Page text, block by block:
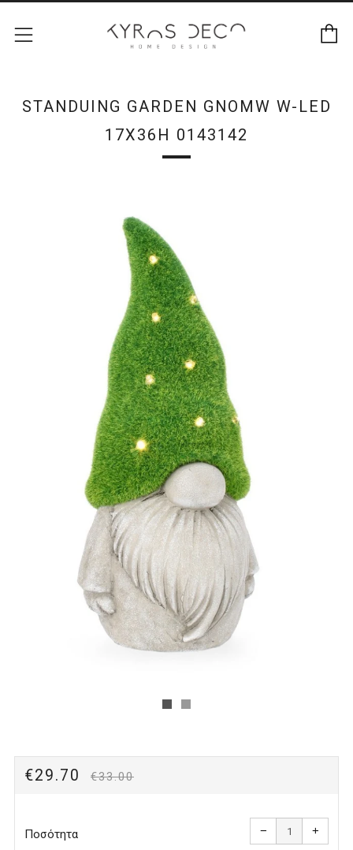
Μενού
STANDUING GARDEN GNOMW W-LED
17X36H 0143142
Τιμή
€29.70
Τιμή
€33.00
Ποσότητα −
Μειώστε
ποσότητα
κατά
1
+
ένα